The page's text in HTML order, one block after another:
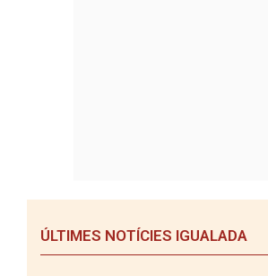
ÚLTIMES NOTÍCIES IGUALADA